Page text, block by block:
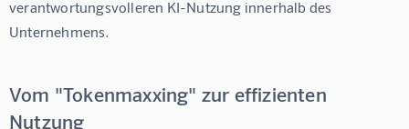
verantwortungsvolleren KI-Nutzung innerhalb des
Unternehmens.
Vom "Tokenmaxxing" zur effizienten
Nutzung